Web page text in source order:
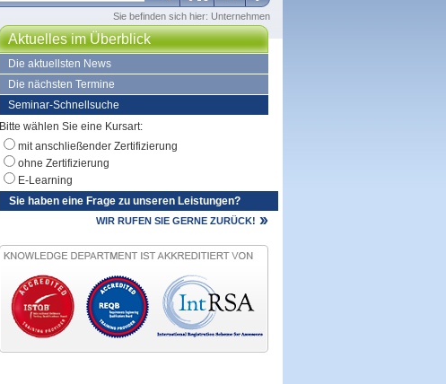
Sie befinden sich hier: Unternehmen
Aktuelles im Überblick
Die aktuellsten News
Die nächsten Termine
Seminar-Schnellsuche
Bitte wählen Sie eine Kursart:
mit anschließender Zertifizierung
ohne Zertifizierung
E-Learning
Sie haben eine Frage zu unseren Leistungen?
WIR RUFEN SIE GERNE ZURÜCK!